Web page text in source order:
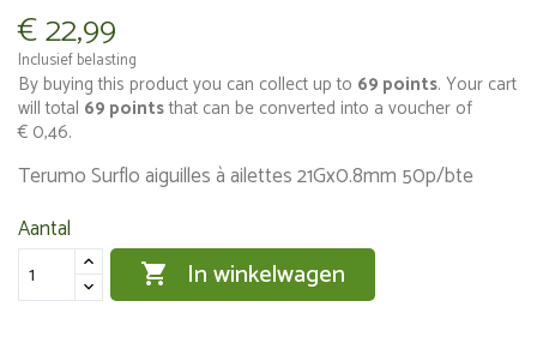
€ 22,99
Inclusief belasting
By buying this product you can collect up to 69 points. Your cart
will total 69 pointsthat can be converted into a voucher of
€ 0,46.
Terumo Surflo aiguilles à ailettes 21Gx0.8mm 50p/bte
Aantal
 In winkelwagen